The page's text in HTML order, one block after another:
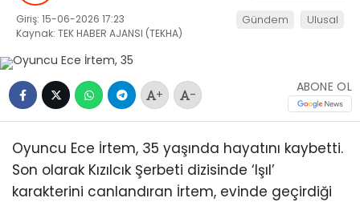
Giriş: 15-06-2026 17:23
Kaynak: TEK HABER AJANSI (TEKHA)
Gündem Ulusal
+ -
ABONE OL
Oyuncu Ece İrtem, 35 yaşında hayatını kaybetti.
Son olarak Kızılcık Şerbeti dizisinde ‘Işıl’
karakterini canlandıran İrtem, evinde geçirdiği